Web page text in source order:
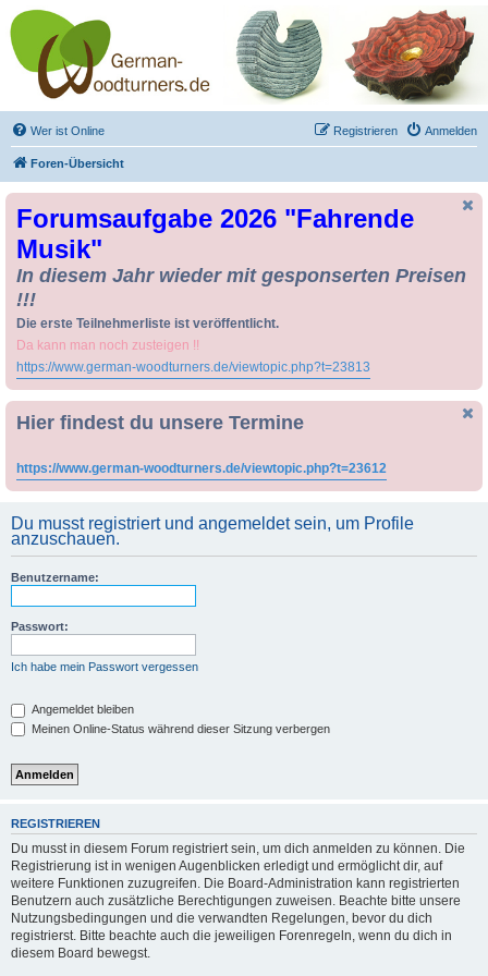
Drechseln und
Kunsthandwerk -
German-Woodturners
*Forum Sauerland*
Der Treffpunkt für Drechsler und Freunde des Kunsthandwerks
Wer ist Online Anmelden
Registrieren
Foren-Übersicht
Forumsaufgabe 2026 "Fahrende
Musik"
In diesem Jahr wieder mit gesponserten Preisen
!!!
Die erste Teilnehmerliste ist veröffentlicht.
Da kann man noch zusteigen !!
https://www.german-woodturners.de/viewtopic.php?t=23813
Hier findest du unsere Termine
https://www.german-woodturners.de/viewtopic.php?t=23612
Du musst registriert und angemeldet sein, um Profile
anzuschauen.
Benutzername:
Passwort:
Ich habe mein Passwort vergessen
Angemeldet bleiben
Meinen Online-Status während dieser Sitzung verbergen
REGISTRIEREN
Du musst in diesem Forum registriert sein, um dich anmelden zu können. Die
Registrierung ist in wenigen Augenblicken erledigt und ermöglicht dir, auf
weitere Funktionen zuzugreifen. Die Board-Administration kann registrierten
Benutzern auch zusätzliche Berechtigungen zuweisen. Beachte bitte unsere
Nutzungsbedingungen und die verwandten Regelungen, bevor du dich
registrierst. Bitte beachte auch die jeweiligen Forenregeln, wenn du dich in
diesem Board bewegst.